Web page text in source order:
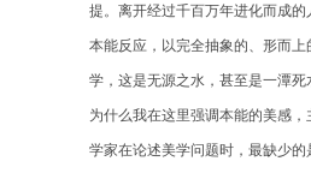
提。离开经过千百万年进化而成
本能反应，以完全抽象的、形而
学，这是无源之水，甚至是一潭死
为什么我在这里强调本能的美感
学家在论述美学问题时，最缺少